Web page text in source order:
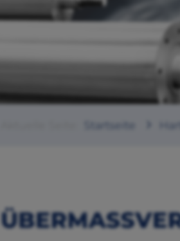
Startseite